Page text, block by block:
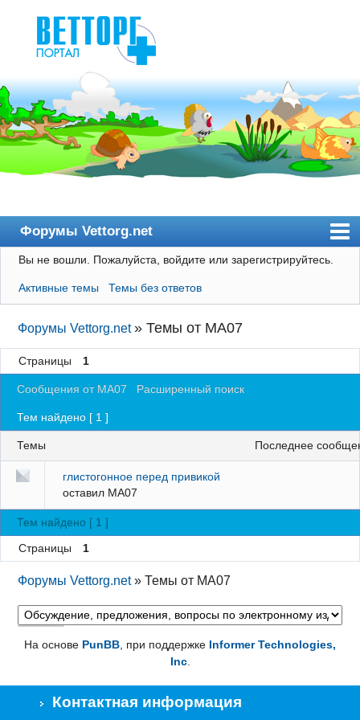
Форумы Vettorg.net
Главная
Пользователи
Правила
Поиск
Регистрация
Вход
Вы не вошли. Пожалуйста, войдите или зарегистрируйтесь.
Активные темы Темы без ответов
Форумы Vettorg.net »Темы от MA07
Страницы 1
Сообщения от MA07 Расширенный поиск
Тем найдено [ 1 ]
Темы последнее
глистогонное перед привикой
оставил MA07
Тем найдено [ 1 ]
Страницы 1
Форумы Vettorg.net »Темы от MA07
На основе PunBB , при поддержке Informer Technologies,
Inc.
Контактная информация